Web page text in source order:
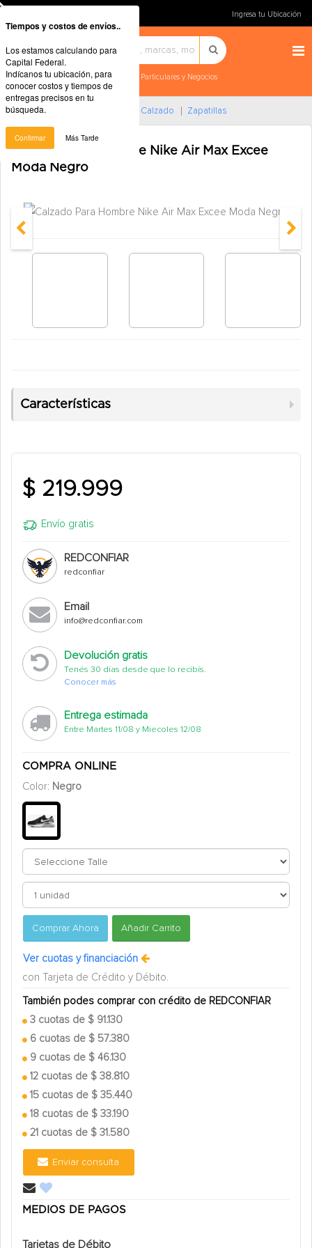
Ingresa tu Ubicación
Particulares y Negocios
Home Calzado Zapatillas
Calzado Para Hombre Nike Air Max Excee
Moda Negro
Características
$ 219.999
Envío gratis
REDCONFIAR
redconfiar
Email
info@redconfiar.com
Devolución gratis
Tenés 30 días desde que lo recibís.
Conocer más
Entrega estimada
Entre Martes 11/08 y Miecoles 12/08
COMPRA ONLINE
Color: Negro
Comprar Ahora Añadir Carrito
Ver cuotas y financiación
con Tarjeta de Crédito y Débito.
También podes comprar con crédito de REDCONFIAR
3 cuotas de $ 91.130
6 cuotas de $ 57.380
9 cuotas de $ 46.130
12 cuotas de $ 38.810
15 cuotas de $ 35.440
18 cuotas de $ 33.190
21 cuotas de $ 31.580
Enviar consulta
MEDIOS DE PAGOS
Tarjetas de Débito
Tiempos y costos de envíos..
Los estamos calculando para
Capital Federal.
Indícanos tu ubicación, para
conocer costos y tiempos de
entregas precisos en tu
búsqueda.
Confirmar Más Tarde